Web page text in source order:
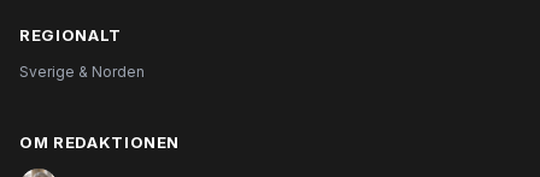
REGIONALT
Sverige & Norden
OM REDAKTIONEN